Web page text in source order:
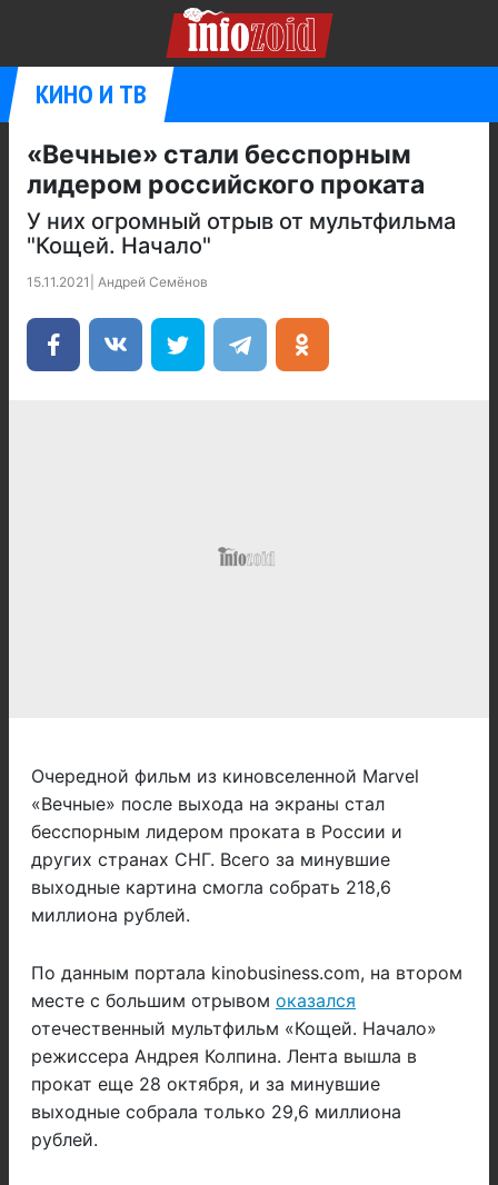
КИНО И ТВ
«Вечные» стали бесспорным
лидером российского проката
У них огромный отрыв от мультфильма
"Кощей. Начало"
15.11.2021 Андрей Семёнов
Очередной фильм из киновселенной Marvel
«Вечные» после выхода на экраны стал
бесспорным лидером проката в России и
других странах СНГ. Всего за минувшие
выходные картина смогла собрать 218,6
миллиона рублей.
По данным портала kinobusiness.com, на втором
месте с большим отрывом оказался
отечественный мультфильм «Кощей. Начало»
режиссера Андрея Колпина. Лента вышла в
прокат еще 28 октября, и за минувшие
выходные собрала только 29,6 миллиона
рублей.